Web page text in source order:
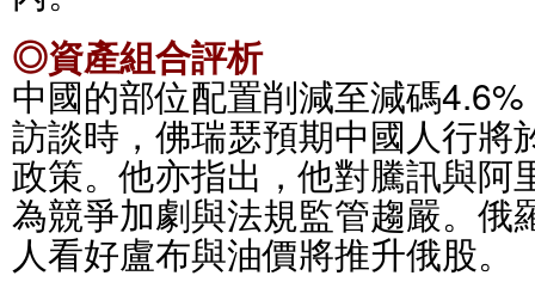
◎資產組合評析
中國的部位配置削減至減碼
訪談時，佛瑞瑟預期中國人行將
政策。他亦指出，他對騰訊與阿
為競爭加劇與法規監管趨嚴。俄
人看好盧布與油價將推升俄股。